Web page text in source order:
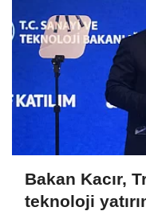
Bakan Kacır,
teknoloji